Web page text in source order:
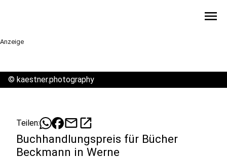
menu
Anzeige
© kaestner.photography
Teilen: mailopen_in_new
Buchhandlungspreis für Bücher
Beckmann in Werne